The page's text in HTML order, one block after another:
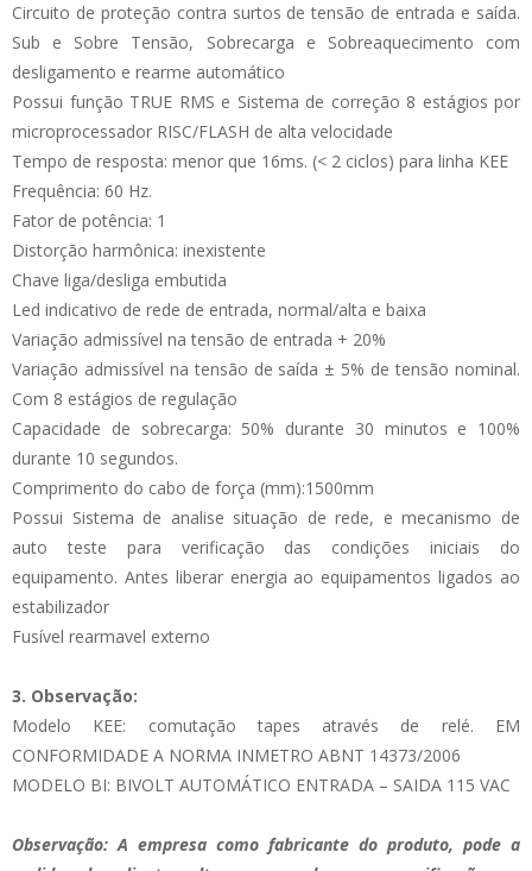
Circuito de proteção contra surtos de tensão de entrada e saída.
Sub e Sobre Tensão, Sobrecarga e Sobreaquecimento com
desligamento e rearme automático
Possui função TRUE RMS e Sistema de correção 8 estágios por
microprocessador RISC/FLASH de alta velocidade
Tempo de resposta: menor que 16ms. (< 2 ciclos) para linha KEE
Frequência: 60 Hz.
Fator de potência: 1
Distorção harmônica: inexistente
Chave liga/desliga embutida
Led indicativo de rede de entrada, normal/alta e baixa
Variação admissível na tensão de entrada + 20%
Variação admissível na tensão de saída ± 5% de tensão nominal.
Com 8 estágios de regulação
Capacidade de sobrecarga: 50% durante 30 minutos e 100%
durante 10 segundos.
Comprimento do cabo de força (mm):1500mm
Possui Sistema de analise situação de rede, e mecanismo de
auto teste para verificação das condições iniciais do
equipamento. Antes liberar energia ao equipamentos ligados ao
estabilizador
Fusível rearmavel externo
3. Observação:
Modelo KEE: comutação tapes através de relé. EM
CONFORMIDADE A NORMA INMETRO ABNT 14373/2006
MODELO BI: BIVOLT AUTOMÁTICO ENTRADA – SAIDA 115 VAC
Observação: A empresa como fabricante do produto, pode a